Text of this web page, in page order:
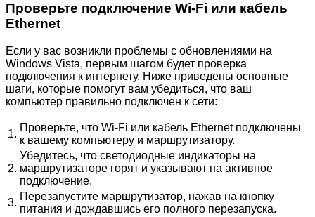
Проверьте подключение Wi-Fi или кабель
Ethernet
Если у вас возникли проблемы с обновлениями на
Windows Vista, первым шагом будет проверка
подключения к интернету. Ниже приведены основные
шаги, которые помогут вам убедиться, что ваш
компьютер правильно подключен к сети:
1.
Проверьте, что Wi-Fi или кабель Ethernet подключены
к вашему компьютеру и маршрутизатору.
2.
Убедитесь, что светодиодные индикаторы на
маршрутизаторе горят и указывают на активное
подключение.
3.
Перезапустите маршрутизатор, нажав на кнопку
питания и дождавшись его полного перезапуска.